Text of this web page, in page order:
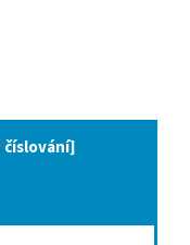
číslování]